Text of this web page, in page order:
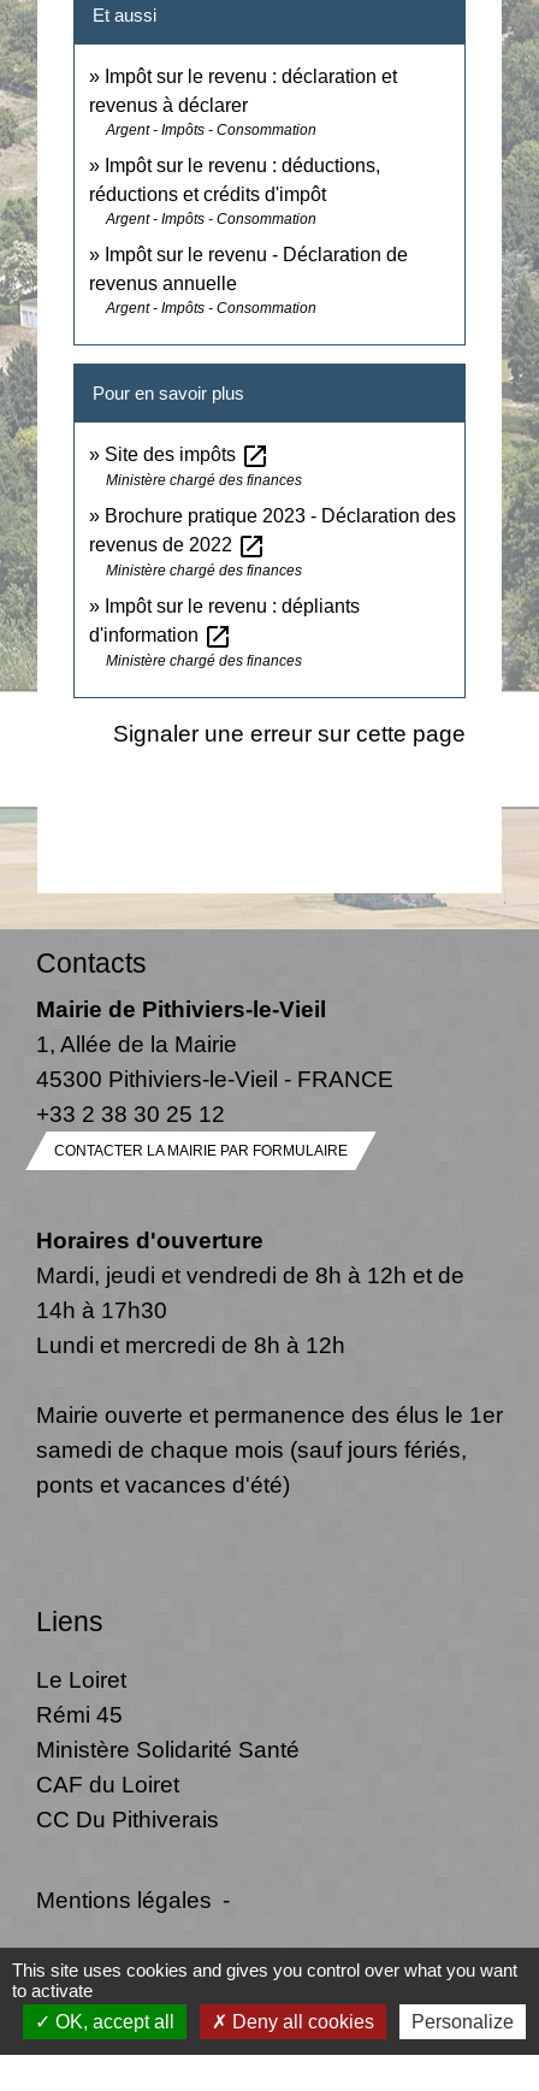
Et aussi
Impôt sur le revenu : déclaration et
revenus à déclarer
Argent - Impôts - Consommation
Impôt sur le revenu : déductions,
réductions et crédits d'impôt
Argent - Impôts - Consommation
Impôt sur le revenu - Déclaration de
revenus annuelle
Argent - Impôts - Consommation
Pour en savoir plus
Site des impôts open_in_new
Ministère chargé des finances
Brochure pratique 2023 - Déclaration des
revenus de 2022 open_in_new
Ministère chargé des finances
Impôt sur le revenu : dépliants
d'information open_in_new
Ministère chargé des finances
Signaler une erreur sur cette page
Contacts
Mairie de Pithiviers-le-Vieil
1, Allée de la Mairie
45300 Pithiviers-le-Vieil - FRANCE
+33 2 38 30 25 12
CONTACTER LA MAIRIE PAR FORMULAIRE
Horaires d'ouverture
Mardi, jeudi et vendredi de 8h à 12h et de
14h à 17h30
Lundi et mercredi de 8h à 12h
Mairie ouverte et permanence des élus le 1er
samedi de chaque mois (sauf jours fériés,
ponts et vacances d'été)
Liens
Le Loiret
Rémi 45
Ministère Solidarité Santé
CAF du Loiret
CC Du Pithiverais
Mentions légales -
Politique de confidentialité - Accessibilité -
Plan du site - Gestion des cookies
This site uses cookies and gives you control over what you want
to activate
OK, accept all
Deny all cookies Personalize